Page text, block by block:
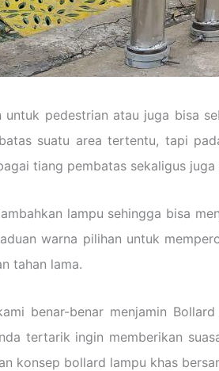
untuk pedestrian atau juga bisa
suatu area tertentu, tapi
tiang pembatas sekaligus juga
lampu sehingga bisa
warna pilihan untuk
tahan lama.
benar-benar menjamin
tertarik ingin memberikan
konsep bollard lampu khas